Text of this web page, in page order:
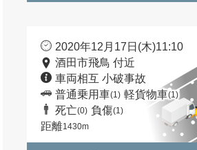
2020年12月17日(木)11:10
酒田市飛鳥 付近
車両相互 小破事故
普通乗用車(1) 軽貨物車(1)
死亡(0) 負傷(1)
距離1430m